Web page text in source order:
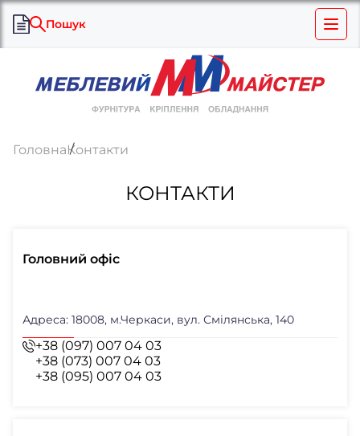
Пошук
ГоловнаКонтакти
КОНТАКТИ
Головний офіс
Адреса: 18008, м.Черкаси, вул. Смілянська, 140
+38 (097) 007 04 03
+38 (073) 007 04 03
+38 (095) 007 04 03